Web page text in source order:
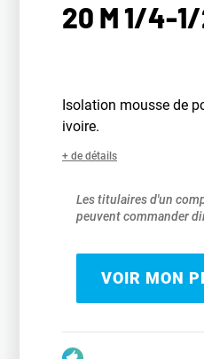
20 M 1/4-
Isolation mousse de
ivoire.
+ de détails
Les titulaires d'un
peuvent commander
VOIR MON